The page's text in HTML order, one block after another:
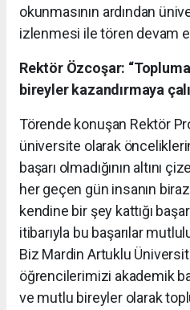
okunmasının ardından
izlenmesi ile tören devam
Rektör Özcoşar:
bireyler kazandırmaya
Törende konuşan Rektör
üniversite olarak
başarı olmadığının altını
her geçen gün insanın
kendine bir şey kattığı
itibarıyla bu başarılar
Biz Mardin Artuklu
öğrencilerimizi akademik
ve mutlu bireyler olarak